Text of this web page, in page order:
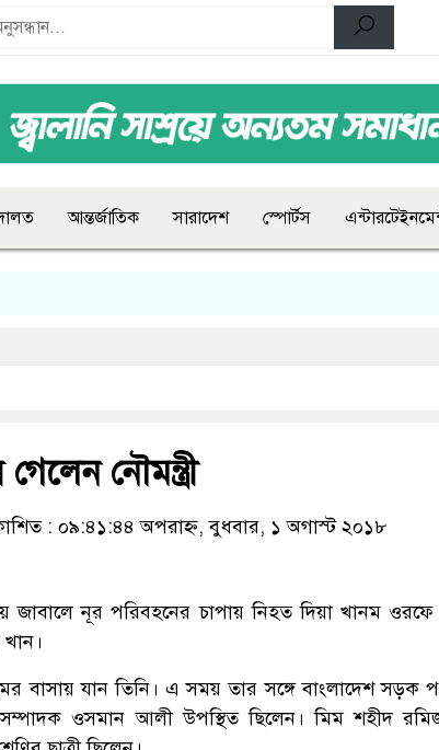
আন্তর্জাতিক সারাদেশ স্পোর্টস
নৌমন্ত্রী
: ০৯:৪১:৪৪ অপরাহ্ন, বুধবার, ১ অগাস্ট ২০১৮
জাবালে নূর পরিবহনের চাপায় নিহত দিয়া খানম ওরফে
খান।
বাসায় যান তিনি। এ সময় তার সঙ্গে বাংলাদেশ সড়ক
সম্পাদক ওসমান আলী উপস্থিত ছিলেন। মিম শহীদ